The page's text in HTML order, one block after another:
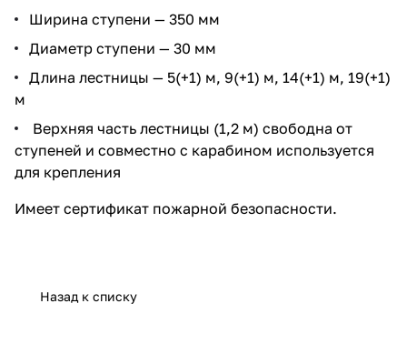
Ширина ступени — 350 мм
Диаметр ступени — 30 мм
Длина лестницы — 5(+1) м, 9(+1) м, 14(+1) м, 19(+1)
м
Верхняя часть лестницы (1,2 м) свободна от
ступеней и совместно с карабином используется
для крепления
Имеет сертификат пожарной безопасности.
Назад к списку